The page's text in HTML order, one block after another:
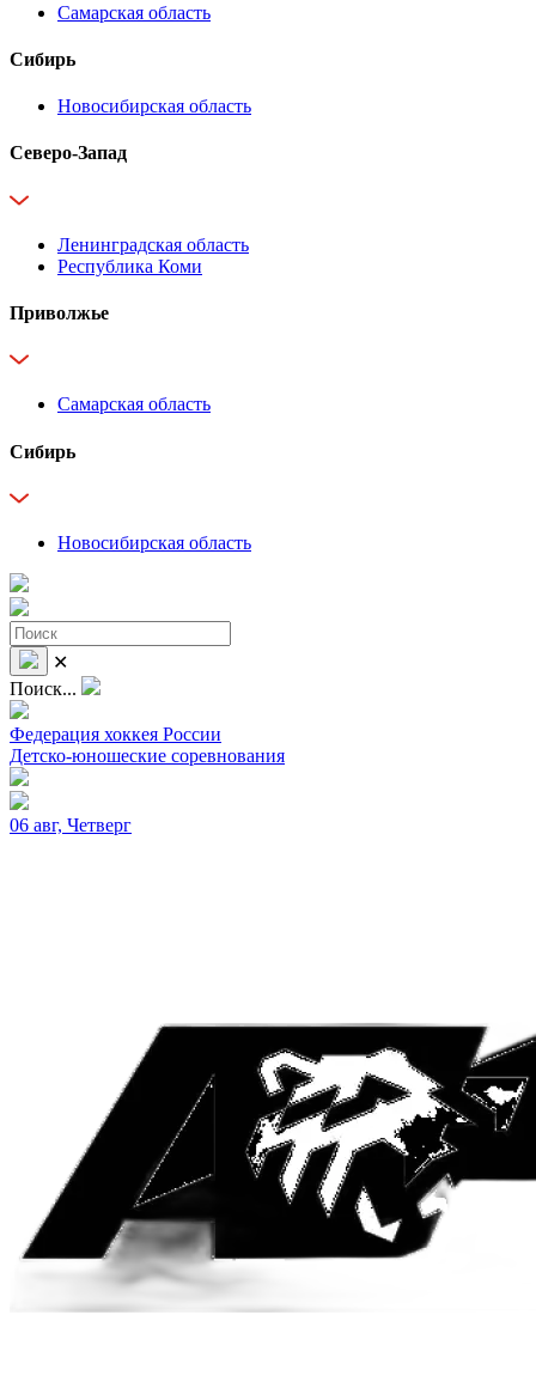
Самарская область
Сибирь
Новосибирская область
Северо-Запад
Ленинградская область
Республика Коми
Приволжье
Самарская область
Сибирь
Новосибирская область
✕
Поиск...
Федерация хоккея России
Детско-юношеские соревнования
06 авг, Четверг